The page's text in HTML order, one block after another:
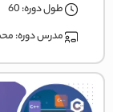
طول دوره: 60
مدرس دوره: